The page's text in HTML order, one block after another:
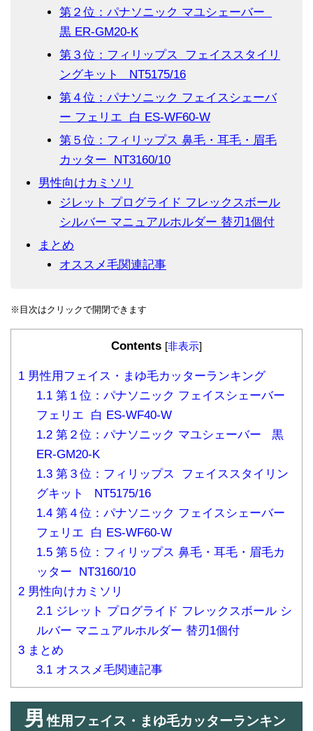
第２位：パナソニック マユシェーバー
黒 ER-GM20-K
第３位：フィリップス フェイススタイリ
ングキット NT5175/16
第４位：パナソニック フェイスシェーバ
ー フェリエ 白 ES-WF60-W
第５位：フィリップス 鼻毛・耳毛・眉毛
カッター NT3160/10
男性向けカミソリ
ジレット プログライド フレックスボール
シルバー マニュアルホルダー 替刃1個付
まとめ
オススメ毛関連記事
※目次はクリックで開閉できます
Contents [非表示]
1 男性用フェイス・まゆ毛カッターランキング
1.1第１位：パナソニック フェイスシェーバー
フェリエ 白 ES-WF40-W
1.2第２位：パナソニック マユシェーバー 黒
ER-GM20-K
1.3第３位：フィリップス フェイススタイリン
グキット NT5175/16
1.4第４位：パナソニック フェイスシェーバー
フェリエ 白 ES-WF60-W
1.5第５位：フィリップス 鼻毛・耳毛・眉毛カ
ッター NT3160/10
2 男性向けカミソリ
2.1ジレット プログライド フレックスボール シ
ルバー マニュアルホルダー 替刃1個付
3 まとめ
3.1オススメ毛関連記事
男 性用フェイス・まゆ毛カッターランキン